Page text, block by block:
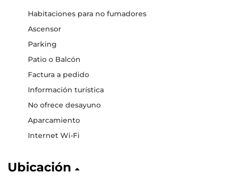
Habitaciones para no fumadores
Ascensor
Parking
Patio o Balcón
Factura a pedido
Información turística
No ofrece desayuno
Aparcamiento
Internet Wi-Fi
Ubicación